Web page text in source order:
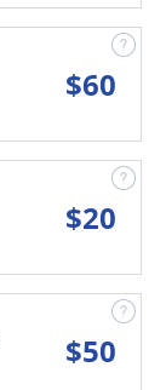
$60
$20
$50